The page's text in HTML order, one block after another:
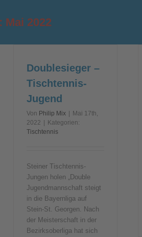
Mai 2022
Doublesieger –
Tischtennis-
Jugend
Von Philip Mix
Mai 17th,
2022
Kategorien:
Tischtennis
Steiner Tischtennis-
Jungen holen „Double
Jugendmannschaft steigt
in die Bayernliga auf
Stein-St. Georgen. Nach
der Meisterschaft in der
Bezirksoberliga hat sich